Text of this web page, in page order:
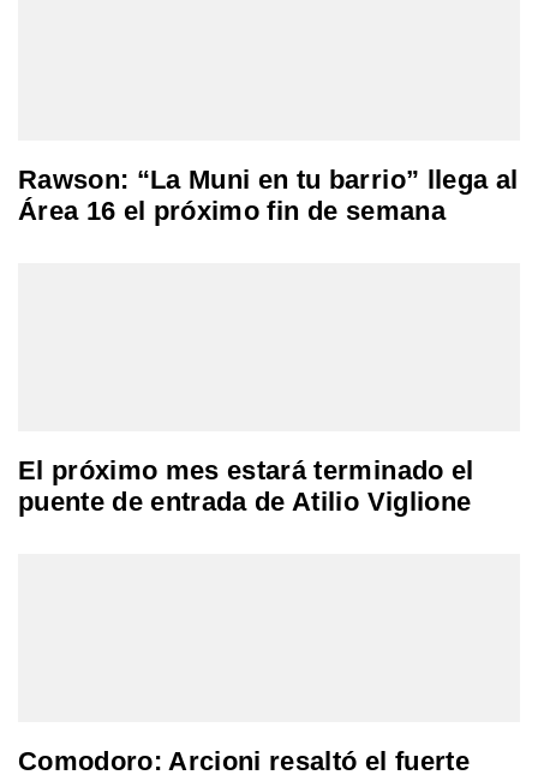
Rawson: “La Muni en tu barrio” llega al
Área 16 el próximo fin de semana
El próximo mes estará terminado el
puente de entrada de Atilio Viglione
Comodoro: Arcioni resaltó el fuerte